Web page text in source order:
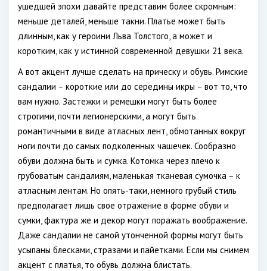
ушедшей эпохи давайте представим более скромным:
меньше деталей, меньше такни. Платье может быть
длинным, как у героини Льва Толстого, а может и
коротким, как у истинной современной девушки 21 века.
А вот акцент лучше сделать на прическу и обувь. Римские
сандалии – короткие или до середины икры – вот то, что
вам нужно. Застежки и ремешки могут быть более
строгими, почти легионерскими, а могут быть
романтичными в виде атласных лент, обмотанных вокруг
ноги почти до самых подколенных чашечек. Сообразно
обуви должна быть и сумка. Котомка через плечо к
грубоватым сандалиям, маленькая тканевая сумочка – к
атласным лентам. Но опять-таки, немного грубый стиль
предполагает лишь свое отражение в форме обуви и
сумки, фактура же и декор могут поражать воображение.
Даже сандалии не самой утонченной формы могут быть
усыпаны блесками, стразами и пайетками. Если мы снимем
акцент с платья, то обувь должна блистать.